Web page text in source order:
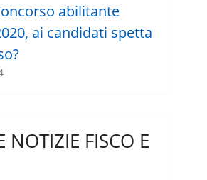
abilitante
ai candidati spetta
NOTIZIE FISCO E